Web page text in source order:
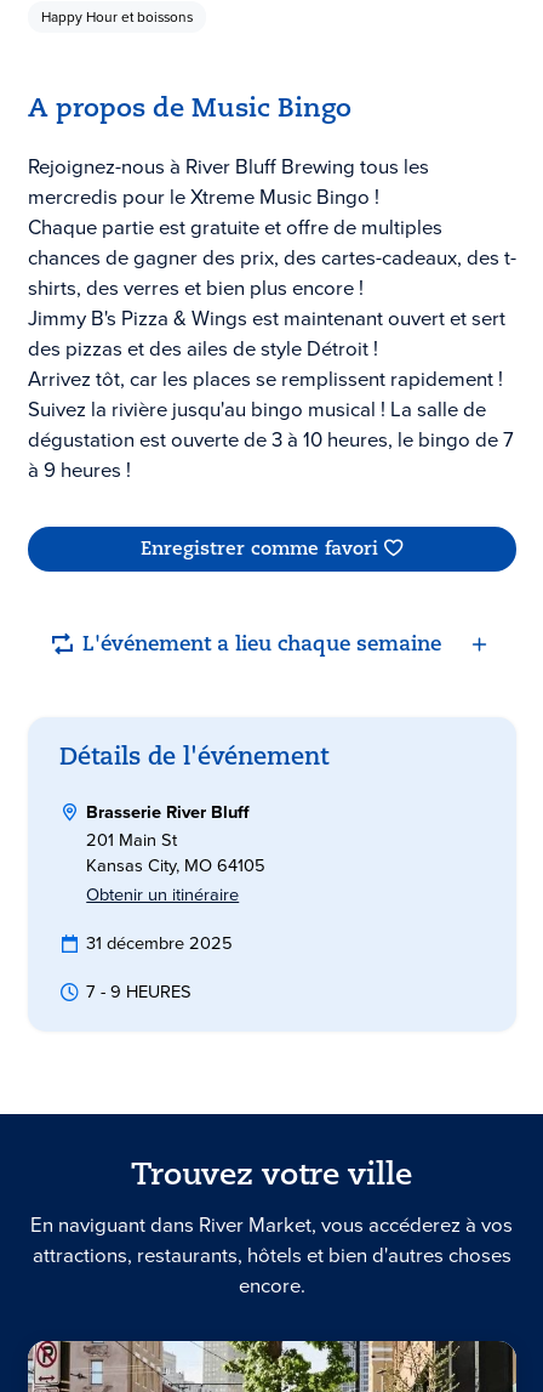
Happy Hour et boissons
A propos de Music Bingo
Rejoignez-nous à River Bluff Brewing tous les
mercredis pour le Xtreme Music Bingo !
Chaque partie est gratuite et offre de multiples
chances de gagner des prix, des cartes-cadeaux, des t-
shirts, des verres et bien plus encore !
Jimmy B's Pizza & Wings est maintenant ouvert et sert
des pizzas et des ailes de style Détroit !
Arrivez tôt, car les places se remplissent rapidement !
Suivez la rivière jusqu'au bingo musical ! La salle de
dégustation est ouverte de 3 à 10 heures, le bingo de 7
à 9 heures !
Enregistrer comme favori
L'événement a lieu chaque semaine
Détails de l'événement
Brasserie River Bluff
201 Main St
Kansas City, MO 64105
Obtenir un itinéraire
31 décembre 2025
7 - 9 HEURES
Trouvez votre ville
En naviguant dans River Market, vous accéderez à vos
attractions, restaurants, hôtels et bien d'autres choses
encore.